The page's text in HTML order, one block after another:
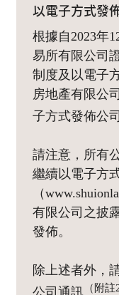
以電子方式發
根據自2023年
易所有限公司
制度及以電子
房地產有限公
子方式發佈公
請注意，所有
繼續以電子方
（
有限公司之披
發佈。
除上述者外，
（附註